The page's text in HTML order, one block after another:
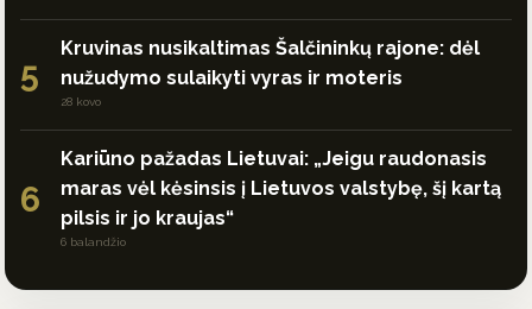
5
Kruvinas nusikaltimas Šalčininkų rajone: dėl
nužudymo sulaikyti vyras ir moteris
28 kovo
6
Kariūno pažadas Lietuvai: „Jeigu raudonasis
maras vėl kėsinsis į Lietuvos valstybę, šį kartą
pilsis ir jo kraujas“
6 balandžio